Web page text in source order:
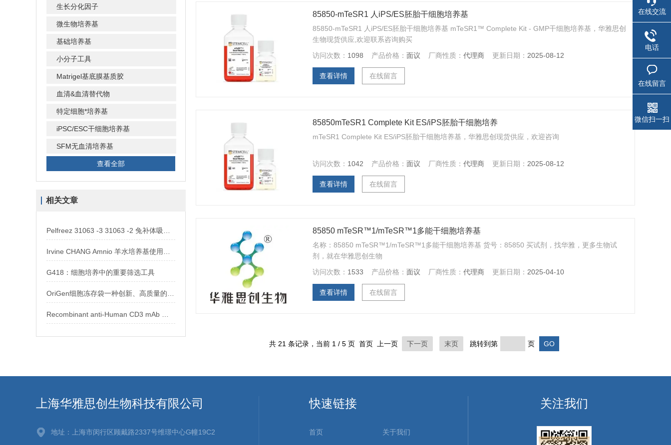
生长分化因子
微生物培养基
基础培养基
小分子工具
Matrigel基底膜基质胶
血清&血清替代物
特定细胞*培养基
iPSC/ESC干细胞培养基
SFM无血清培养基
查看全部
相关文章
G418：细胞培养中的重要筛选工具
85850-mTeSR1 人iPS/ES胚胎干细胞培养基
85850-mTeSR1 人iPS/ES胚胎干细胞培养基 mTeSR1™ Complete Kit - GMP干细胞培养基，华雅思创
生物现货供应,欢迎联系咨询购买
访问次数： 1098 产品价格：面议 厂商性质：代理商 更新日期： 2025-08-12
查看详情 在线留言
85850mTeSR1 Complete Kit ES/iPS胚胎干细胞培养
mTeSR1 Complete Kit ES/iPS胚胎干细胞培养基，华雅思创现货供应，欢迎咨询
访问次数： 1042 产品价格：面议 厂商性质：代理商 更新日期： 2025-08-12
查看详情 在线留言
85850 mTeSR™1/mTeSR™1多能干细胞培养基
名称：85850 mTeSR™1/mTeSR™1多能干细胞培养基 货号：85850 买试剂，找华雅，更多生物试
剂，就在华雅思创生物
访问次数： 1533 产品价格：面议 厂商性质：代理商 更新日期： 2025-04-10
查看详情 在线留言
共 21 条记录，当前 1 / 5 页 首页 上一页 下一页 末页 跳转到第 页
上海华雅思创生物科技有限公司
地址：上海市闵行区顾戴路2337号维璟中心G幢19C2
快速链接
首页 关于我们
关注我们
在线交流
电话
在线留言
微信扫一扫